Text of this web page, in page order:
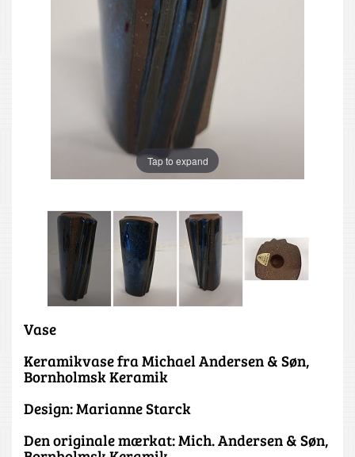
Tap to expand
Vase
Keramikvase fra Michael Andersen & Søn,
Bornholmsk Keramik
Design: Marianne Starck
Den originale mærkat: Mich. Andersen & Søn,